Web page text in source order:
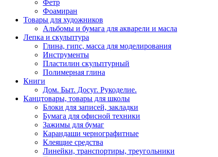
Фетр
Фоамиран
Товары для художников
Альбомы и бумага для акварели и масла
Лепка и скульптура
Глина, гипс, масса для моделирования
Инструменты
Пластилин скульптурный
Полимерная глина
Книги
Дом. Быт. Досуг. Рукоделие.
Канцтовары, товары для школы
Блоки для записей, закладки
Бумага для офисной техники
Зажимы для бумаг
Карандаши чернографитные
Клеящие средства
Линейки, транспортиры, треугольники